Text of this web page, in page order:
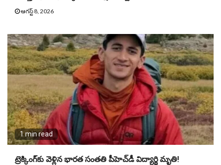
ఆగస్ట్ 8, 2026
1 min read
ట్రెక్కింగ్‌కు వెళ్లిన భార‌త సంత‌తి పీహెచ్‌డీ విద్యార్థి మృతి!